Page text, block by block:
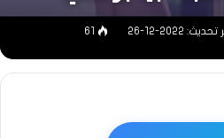
2022-12-26
61